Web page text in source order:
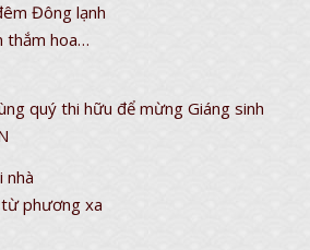
Đông lạnh
thắm hoa…
quý thi hữu để mừng Giáng sinh
nhà
phương xa